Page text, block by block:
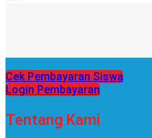
Cek Pembayaran Siswa
Login Pembayaran
Tentang Kami